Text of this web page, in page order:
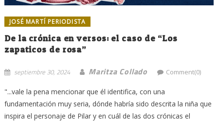
JOSÉ MARTÍ PERIODISTA
De la crónica en versos: el caso de “Los
zapaticos de rosa”
septiembre 30, 2024 Maritza Collado Comment(0)
"...vale la pena mencionar que él identifica, con una
fundamentación muy seria, dónde habría sido descrita la niña que
inspira el personaje de Pilar y en cuál de las dos crónicas el